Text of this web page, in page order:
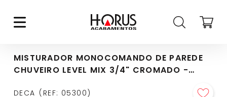
MISTURADOR MONOCOMANDO DE PAREDE
CHUVEIRO LEVEL MIX 3/4" CROMADO -
DECA REF: 05300